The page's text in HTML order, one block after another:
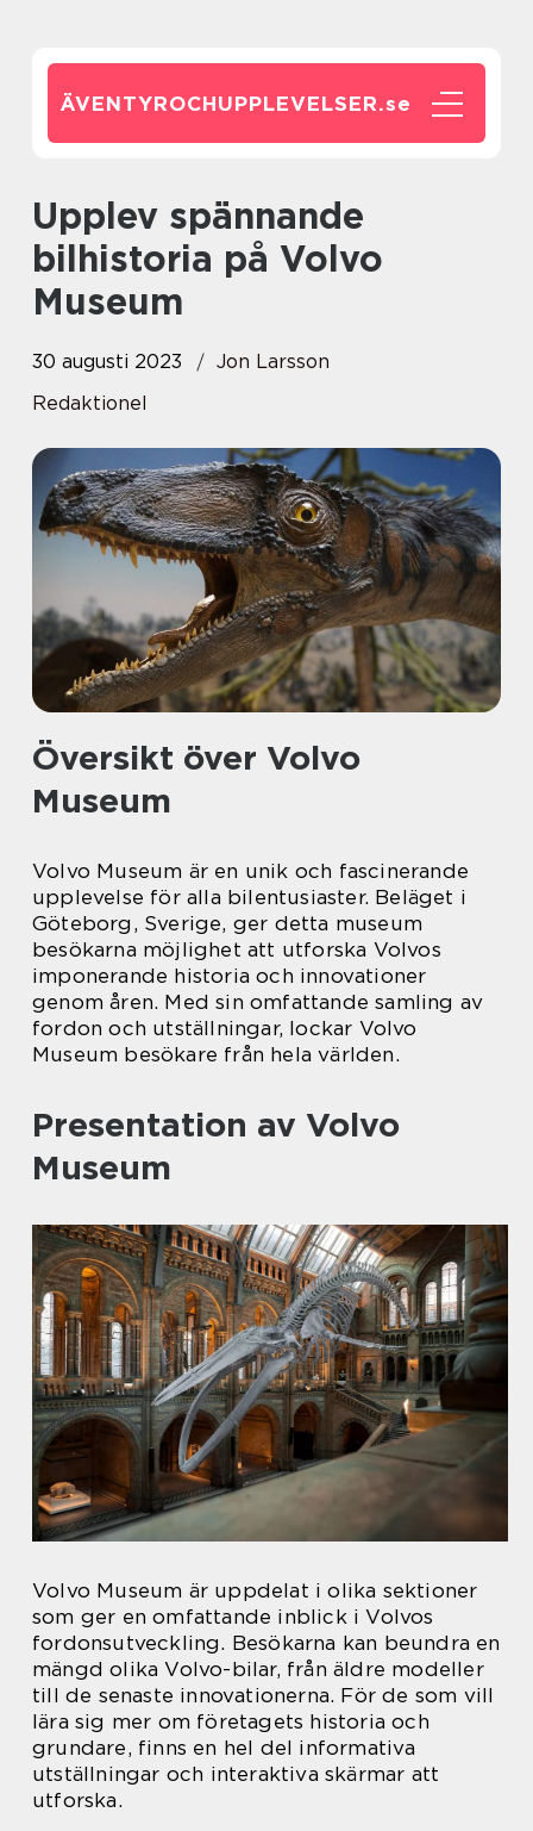
ÄVENTYROCHUPPLEVELSER.se
Upplev spännande
bilhistoria på Volvo
Museum
30 augusti 2023
Jon Larsson
Redaktionel
Översikt över Volvo
Museum
Volvo Museum är en unik och fascinerande
upplevelse för alla bilentusiaster. Beläget i
Göteborg, Sverige, ger detta museum
besökarna möjlighet att utforska Volvos
imponerande historia och innovationer
genom åren. Med sin omfattande samling av
fordon och utställningar, lockar Volvo
Museum besökare från hela världen.
Presentation av Volvo
Museum
Volvo Museum är uppdelat i olika sektioner
som ger en omfattande inblick i Volvos
fordonsutveckling. Besökarna kan beundra en
mängd olika Volvo-bilar, från äldre modeller
till de senaste innovationerna. För de som vill
lära sig mer om företagets historia och
grundare, finns en hel del informativa
utställningar och interaktiva skärmar att
utforska.